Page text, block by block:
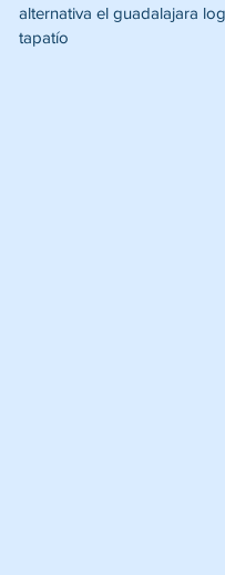
alternativa el guadalajara
tapatío